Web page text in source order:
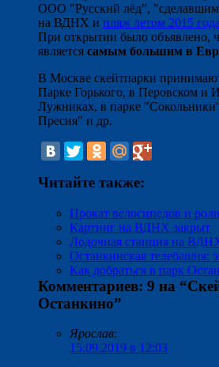
ООО "Русский лёд",
на ВДНХ и пляж летом 2015
При открытии было объявлено,
является самым большим в
В Москве скейтпарки
Парке Горького, в Перовском и
Лужниках, в парке
Пресня" и др.
Читайте также:
Прокат велосипедов и
Картинг на ВДНХ закрыт
Лодочная станция на
Останкинская телебашня:
Как добраться в парк
Комментариев: 9 на “
Останкино”
Ярослав:
15.09.2019 в 12:03